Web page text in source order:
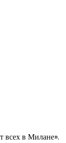
всех в Милане».